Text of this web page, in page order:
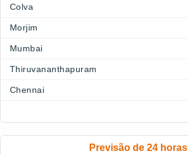
Colva
Morjim
Mumbai
Thiruvananthapuram
Chennai
Previsão de 24 horas